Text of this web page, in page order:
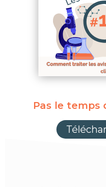
Pas le temps